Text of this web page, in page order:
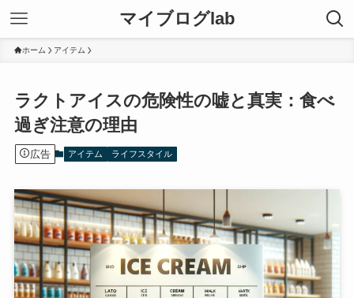
マイブログlab
ホーム アイテム
ラクトアイスの危険性の嘘と真実：食べ
過ぎ注意の理由
広告 アイテム ライフスタイル